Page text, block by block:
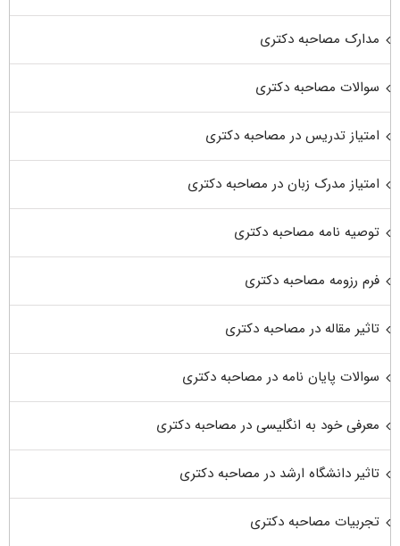
مدارک مصاحبه دکتری
سوالات مصاحبه دکتری
امتیاز تدریس در مصاحبه دکتری
امتیاز مدرک زبان در مصاحبه دکتری
توصیه نامه مصاحبه دکتری
فرم رزومه مصاحبه دکتری
تاثیر مقاله در مصاحبه دکتری
سوالات پایان نامه در مصاحبه دکتری
معرفی خود به انگلیسی در مصاحبه دکتری
تاثیر دانشگاه ارشد در مصاحبه دکتری
تجربیات مصاحبه دکتری